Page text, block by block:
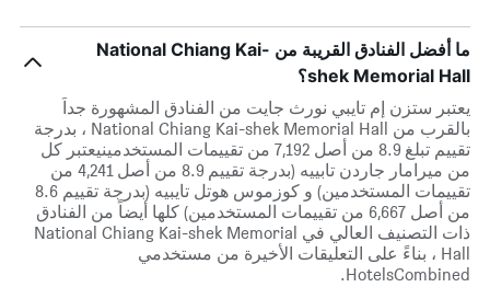
ما أفضل الفنادق القريبة من National Chiang Kai-
shek Memorial Hall؟
يعتبر ستزن إم تايبي نورث جايت من الفنادق المشهورة جداً
بالقرب من National Chiang Kai-shek Memorial Hall ، بدرجة
تقييم تبلغ 8.9 من أصل 7,192 من تقييمات المستخدمينيعتبر كل
من ميرامار جاردن تابييه (بدرجة تقييم 8.9 من أصل 4,241 من
تقييمات المستخدمين) و كوزموس هوتل ‪تايبيه‬ (بدرجة تقييم 8.6
من أصل 6,667 من تقييمات المستخدمين) كلها أيضاً من الفنادق
ذات التصنيف العالي في National Chiang Kai-shek Memorial
Hall ، بناءً على التعليقات الأخيرة من مستخدمي
HotelsCombined.